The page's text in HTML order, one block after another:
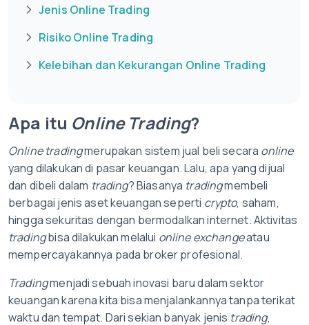
Jenis Online Trading
Risiko Online Trading
Kelebihan dan Kekurangan Online Trading
Apa itu Online Trading?
Online tradingmerupakan sistem jual beli secara online
yang dilakukan di pasar keuangan. Lalu, apa yang dijual
dan dibeli dalam trading? Biasanya tradingmembeli
berbagai jenis aset keuangan seperti crypto, saham,
hingga sekuritas dengan bermodalkan internet. Aktivitas
tradingbisa dilakukan melalui online exchangeatau
mempercayakannya pada broker profesional.
Tradingmenjadi sebuah inovasi baru dalam sektor
keuangan karena kita bisa menjalankannya tanpa terikat
waktu dan tempat. Dari sekian banyak jenis trading,